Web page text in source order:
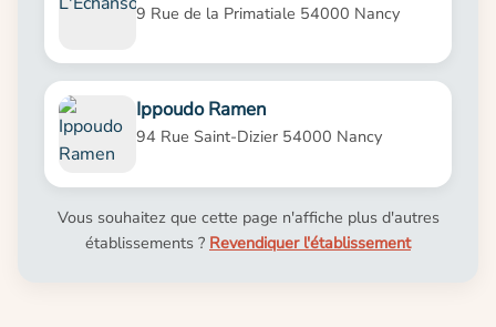
9 Rue de la Primatiale 54000 Nancy
Ippoudo Ramen
94 Rue Saint-Dizier 54000 Nancy
Vous souhaitez que cette page n'affiche plus d'autres
établissements ? Revendiquer l'établissement